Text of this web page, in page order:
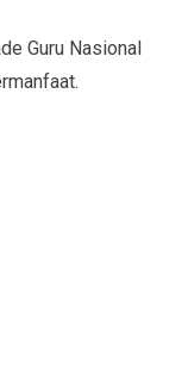
Guru Nasional